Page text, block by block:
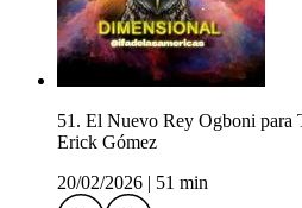
51. El Nuevo Rey Ogboni para
Erick Gómez
20/02/2026
51 min